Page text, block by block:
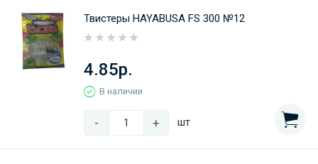
Твистеры HAYABUSA FS 300 №12
4.85р.
В наличии
- + шт